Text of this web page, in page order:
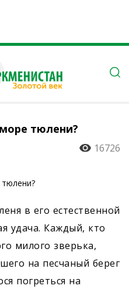
тюлени?
16726
в его естественной
удача. Каждый, кто
милого зверька,
на песчаный берег
погреться на